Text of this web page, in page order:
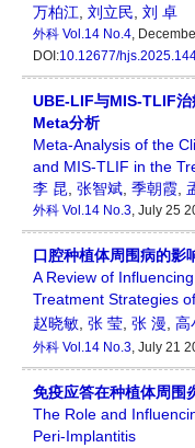
万柏江 刘立民 刘 卓
外科 Vol.14 No.4,
DOI:10.12677/
UBE-LIF与MIS-TLIF治
Meta分析
Meta-Analysis of the
and MIS-TLIF in the
李 昆 张智斌 季朝霞
外科 Vol.14 No.3, July 25
口腔种植体周围病的影
A Review of
Treatment Strategies
赵晓敏 张 莹 张 漫 高
外科 Vol.14 No.3, July 21
免疫应答在种植体周围
The Role and
Peri-Implantitis